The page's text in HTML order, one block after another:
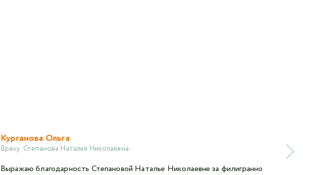
Курганова Ольга
Врачу: Степанова Наталья Николаевна
Выражаю благодарность Степановой Наталье Николаевне за филигранно